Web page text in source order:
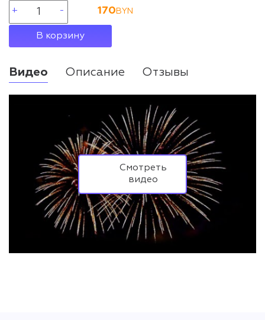
170 BYN
В корзину
Видео Описание Отзывы
Смотреть
видео